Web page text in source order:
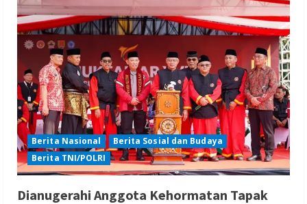
Berita Nasional
Berita Sosial dan Budaya
Berita TNI/POLRI
Dianugerahi Anggota Kehormatan Tapak